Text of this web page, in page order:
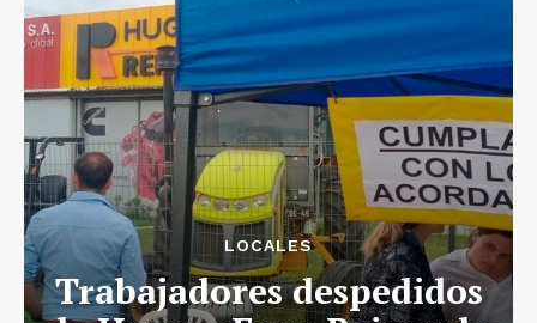
LOCALES
Trabajadores despedidos